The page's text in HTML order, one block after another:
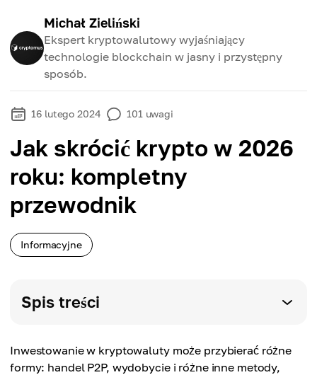
Michał Zieliński
Ekspert kryptowalutowy wyjaśniający
technologie blockchain w jasny i przystępny
sposób.
16 lutego 2024 101 uwagi
Jak skrócić krypto w 2026
roku: kompletny
przewodnik
Informacyjne
Spis treści
Inwestowanie w kryptowaluty może przybierać różne
formy: handel P2P, wydobycie i różne inne metody,